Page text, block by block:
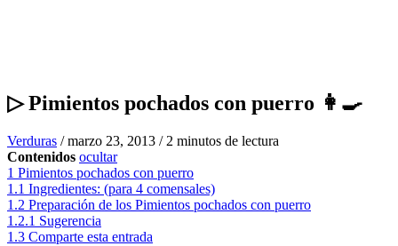
▷ Pimientos pochados con puerro 👩‍🍳
Verduras /marzo 23, 2013 / 2 minutos de lectura
Contenidos ocultar
1 Pimientos pochados con puerro
1.1 Ingredientes: (para 4 comensales)
1.2 Preparación de los Pimientos pochados con puerro
1.2.1 Sugerencia
1.3 Comparte esta entrada